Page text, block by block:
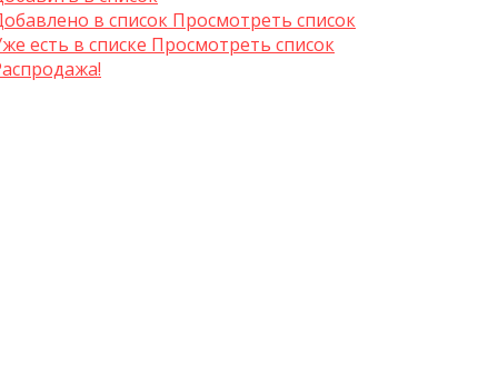
в список Просмотреть список
есть в списке Просмотреть список